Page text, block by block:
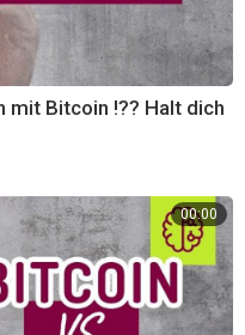
mit Bitcoin !?? Halt dich
00:00